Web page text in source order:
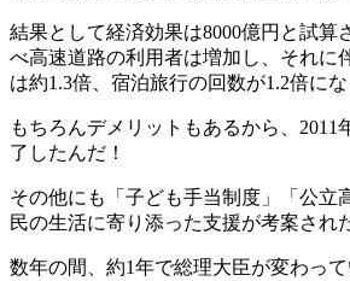
結果として経済効果は8000億円と試算
べ高速道路の利用者は増加し、それに
は約1.3倍、宿泊旅行の回数が1.2倍に
もちろんデメリットもあるから、2011
了したんだ！
その他にも 「子ども手当制度」 「公立
民の生活に寄り添った支援が考案され
数年の間、約1年で総理大臣が変わって